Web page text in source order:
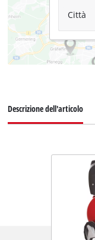
Città
Descrizione dell'articolo